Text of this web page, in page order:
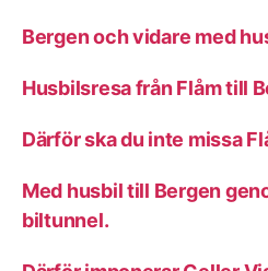
Bergen och vidare med
Husbilsresa från Flåm till
Därför ska du inte missa
Med husbil till Bergen
biltunnel.